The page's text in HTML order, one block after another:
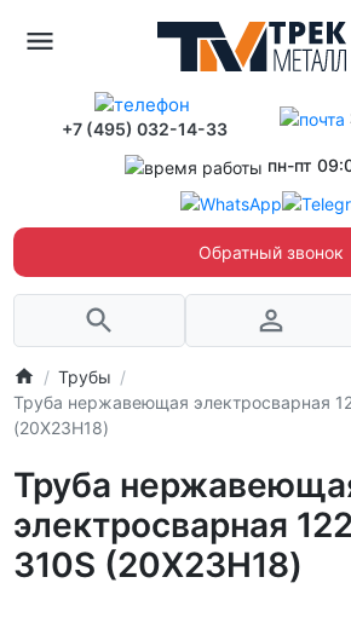
+7 (495) 032-14-33
пн-пт
Обратный звонок
Трубы
Труба нержавеющая электросварная
(20Х23Н18)
Труба
электросварная
310S (20Х23Н18)